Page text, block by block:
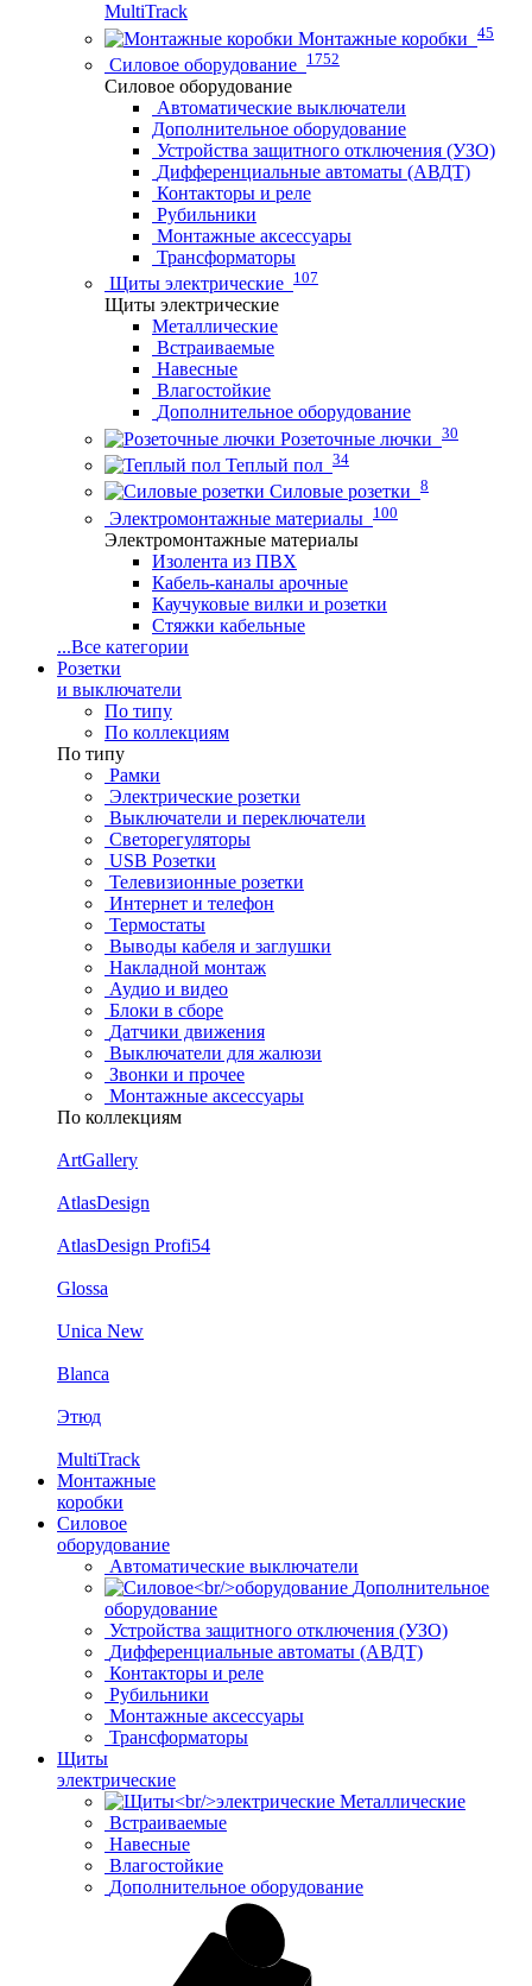
MultiTrack
Монтажные коробки 45
Силовое оборудование 1752
Силовое оборудование
Автоматические выключатели
Дополнительное оборудование
Устройства защитного отключения (УЗО)
Дифференциальные автоматы (АВДТ)
Контакторы и реле
Рубильники
Монтажные аксессуары
Трансформаторы
Щиты электрические 107
Щиты электрические
Металлические
Встраиваемые
Навесные
Влагостойкие
Дополнительное оборудование
Розеточные лючки 30
Теплый пол 34
Силовые розетки 8
Электромонтажные материалы 100
Электромонтажные материалы
Изолента из ПВХ
Кабель-каналы арочные
Каучуковые вилки и розетки
Стяжки кабельные
...Все категории
Розетки
и выключатели
По типу
По коллекциям
По типу
Рамки
Электрические розетки
Выключатели и переключатели
Светорегуляторы
USB Розетки
Телевизионные розетки
Интернет и телефон
Термостаты
Выводы кабеля и заглушки
Накладной монтаж
Аудио и видео
Блоки в сборе
Датчики движения
Выключатели для жалюзи
Звонки и прочее
Монтажные аксессуары
По коллекциям
ArtGallery
AtlasDesign
AtlasDesign Profi54
Glossa
Unica New
Blanca
Этюд
MultiTrack
Монтажные
коробки
Силовое
оборудование
Автоматические выключатели
Дополнительное
оборудование
Устройства защитного отключения (УЗО)
Дифференциальные автоматы (АВДТ)
Контакторы и реле
Рубильники
Монтажные аксессуары
Трансформаторы
Щиты
электрические
Металлические
Встраиваемые
Навесные
Влагостойкие
Дополнительное оборудование